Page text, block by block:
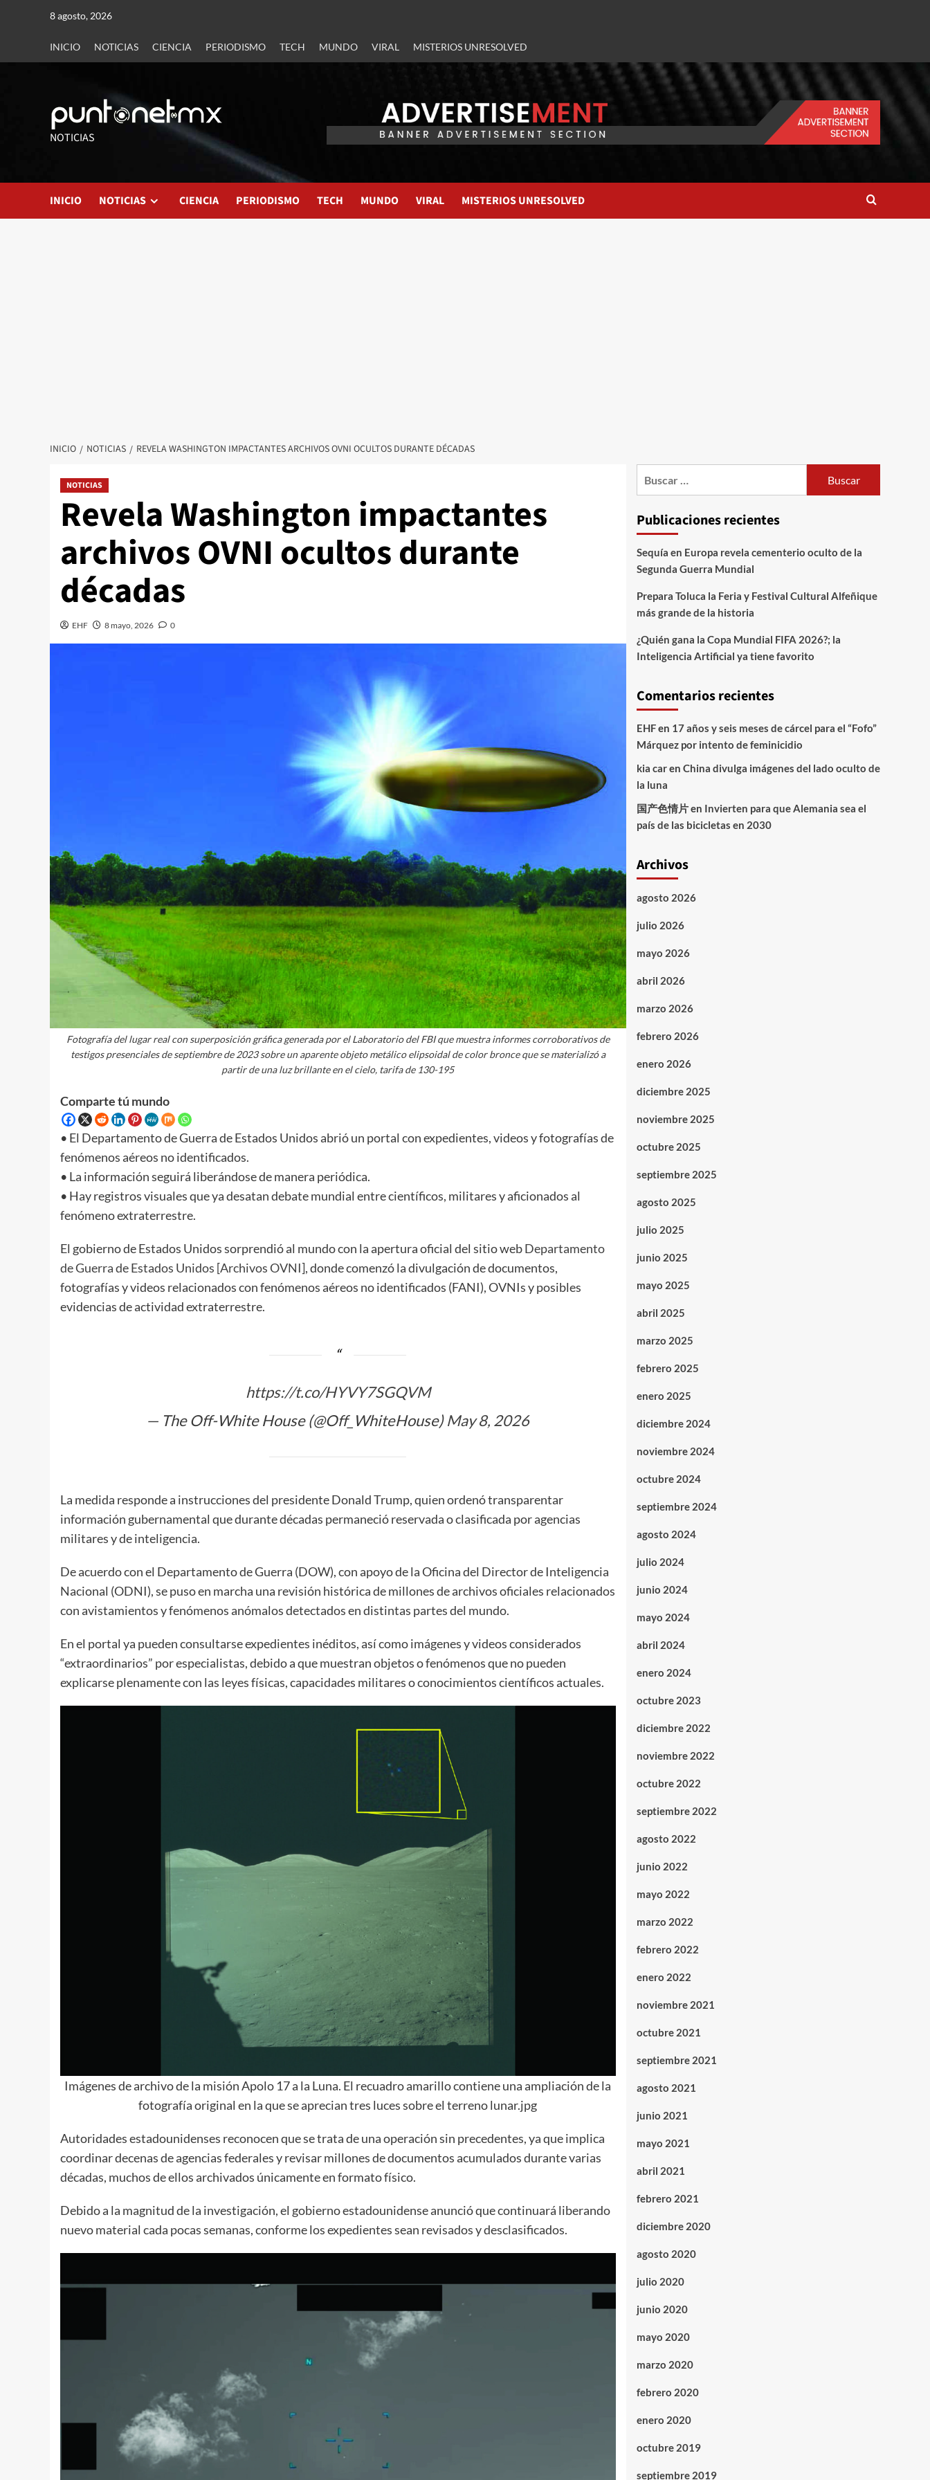
8 agosto, 2026
INICIO NOTICIAS CIENCIA PERIODISMO TECH MUNDO VIRAL MISTERIOS UNRESOLVED
NOTICIAS
INICIO NOTICIAS CIENCIA PERIODISMO TECH MUNDO VIRAL MISTERIOS UNRESOLVED
INICIO NOTICIAS REVELA WASHINGTON IMPACTANTES ARCHIVOS OVNI OCULTOS DURANTE DÉCADAS
NOTICIAS
Revela Washington impactantes
archivos OVNI ocultos durante
décadas
EHF 8 mayo, 2026 0
Fotografía del lugar real con superposición gráfica generada por el Laboratorio del FBI que muestra informes corroborativos de
testigos presenciales de septiembre de 2023 sobre un aparente objeto metálico elipsoidal de color bronce que se materializó a
partir de una luz brillante en el cielo, tarifa de 130-195
Comparte tú mundo
• El Departamento de Guerra de Estados Unidos abrió un portal con expedientes, videos y fotografías de
fenómenos aéreos no identificados.
• La información seguirá liberándose de manera periódica.
• Hay registros visuales que ya desatan debate mundial entre científicos, militares y aficionados al
fenómeno extraterrestre.
El gobierno de Estados Unidos sorprendió al mundo con la apertura oficial del sitio webDepartamento
de Guerra de Estados Unidos [Archivos OVNI], donde comenzó la divulgación de documentos,
fotografías y videos relacionados con fenómenos aéreos no identificados (FANI), OVNIs y posibles
evidencias de actividad extraterrestre.
https://t.co/HYVY7SGQVM
— The Off-White House (@Off_WhiteHouse)May 8, 2026
La medida responde a instrucciones del presidente Donald Trump, quien ordenó transparentar
información gubernamental que durante décadas permaneció reservada o clasificada por agencias
militares y de inteligencia.
De acuerdo con el Departamento de Guerra (DOW), con apoyo de la Oficina del Director de Inteligencia
Nacional (ODNI), se puso en marcha una revisión histórica de millones de archivos oficiales relacionados
con avistamientos y fenómenos anómalos detectados en distintas partes del mundo.
En el portal ya pueden consultarse expedientes inéditos, así como imágenes y videos considerados
“extraordinarios” por especialistas, debido a que muestran objetos o fenómenos que no pueden
explicarse plenamente con las leyes físicas, capacidades militares o conocimientos científicos actuales.
Imágenes de archivo de la misión Apolo 17 a la Luna. El recuadro amarillo contiene una ampliación de la
fotografía original en la que se aprecian tres luces sobre el terreno lunar.jpg
Autoridades estadounidenses reconocen que se trata de una operación sin precedentes, ya que implica
coordinar decenas de agencias federales y revisar millones de documentos acumulados durante varias
décadas, muchos de ellos archivados únicamente en formato físico.
Debido a la magnitud de la investigación, el gobierno estadounidense anunció que continuará liberando
nuevo material cada pocas semanas, conforme los expedientes sean revisados y desclasificados.
Publicaciones recientes
Sequía en Europa revela cementerio oculto de la
Segunda Guerra Mundial
Prepara Toluca la Feria y Festival Cultural Alfeñique
más grande de la historia
¿Quién gana la Copa Mundial FIFA 2026?; la
Inteligencia Artificial ya tiene favorito
Comentarios recientes
EHFen 17 años y seis meses de cárcel para el “Fofo”
Márquez por intento de feminicidio
kia caren China divulga imágenes del lado oculto de
la luna
国产色情片en Invierten para que Alemania sea el
país de las bicicletas en 2030
Archivos
agosto 2026
julio 2026
mayo 2026
abril 2026
marzo 2026
febrero 2026
enero 2026
diciembre 2025
noviembre 2025
octubre 2025
septiembre 2025
agosto 2025
julio 2025
junio 2025
mayo 2025
abril 2025
marzo 2025
febrero 2025
enero 2025
diciembre 2024
noviembre 2024
octubre 2024
septiembre 2024
agosto 2024
julio 2024
junio 2024
mayo 2024
abril 2024
enero 2024
octubre 2023
diciembre 2022
noviembre 2022
octubre 2022
septiembre 2022
agosto 2022
junio 2022
mayo 2022
marzo 2022
febrero 2022
enero 2022
noviembre 2021
octubre 2021
septiembre 2021
agosto 2021
junio 2021
mayo 2021
abril 2021
febrero 2021
diciembre 2020
agosto 2020
julio 2020
junio 2020
mayo 2020
marzo 2020
febrero 2020
enero 2020
octubre 2019
septiembre 2019